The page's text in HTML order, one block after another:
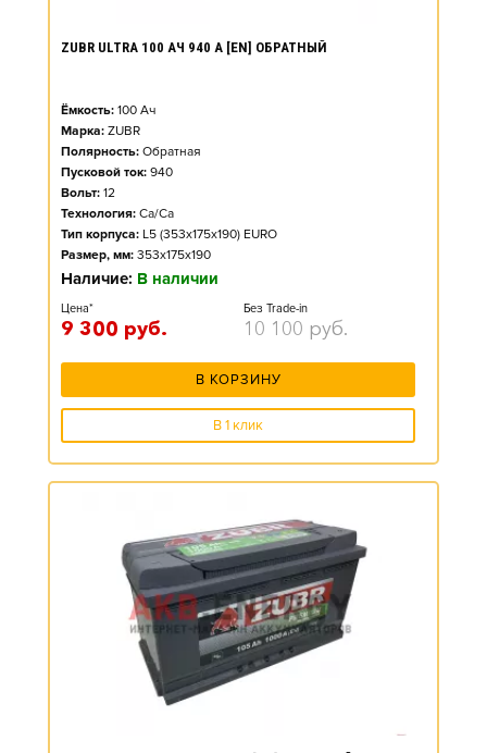
ZUBR ULTRA 100 АЧ 940 А [EN] ОБРАТНЫЙ
Ёмкость: 100 Ач
Марка: ZUBR
Полярность: Обратная
Пусковой ток: 940
Вольт: 12
Технология: Ca/Ca
Тип корпуса: L5 (353x175x190) EURO
Размер, мм: 353x175x190
Наличие: В наличии
Цена*
9 300 руб.
Без Trade-in
10 100 руб.
В КОРЗИНУ
В 1 клик